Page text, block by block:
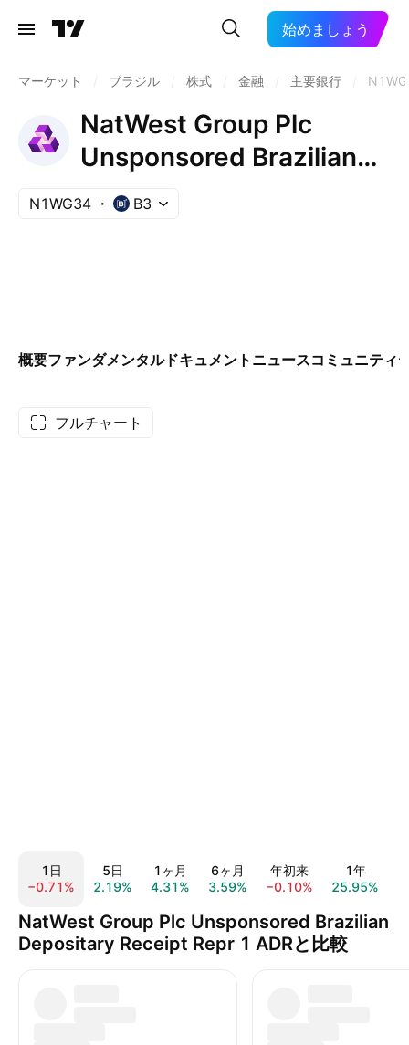
始めましょう
マーケット ブラジル 株式 金融 主要銀行
NatWest Group Plc
Unsponsored Brazilian
Depositary Receipt Repr
N1WG34 B3
概要ファンダメンタルドキュメント ニュースコミュニティ
フルチャート
1日
−0.71%
5日
2.19%
1ヶ月
4.31%
6ヶ月
3.59%
年初来
−0.10%
1年
25.95%
NatWest Group Plc Unsponsored Brazilian
Depositary Receipt Repr 1 ADRと比較